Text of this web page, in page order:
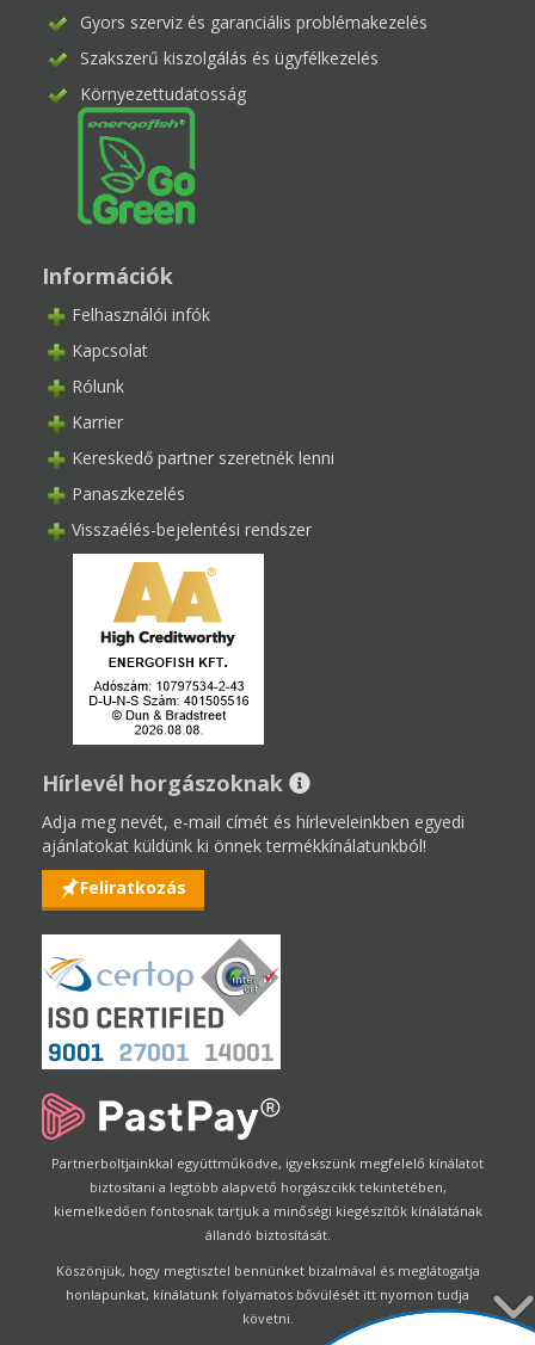
Gyors szerviz és garanciális problémakezelés
Szakszerű kiszolgálás és ügyfélkezelés
Környezettudatosság
Információk
Felhasználói infók
Kapcsolat
Rólunk
Karrier
Kereskedő partner szeretnék lenni
Panaszkezelés
Visszaélés-bejelentési rendszer
Hírlevél horgászoknak
Adja meg nevét, e-mail címét és hírleveleinkben egyedi
ajánlatokat küldünk ki önnek termékkínálatunkból!
Feliratkozás
Partnerboltjainkkal együttműködve, igyekszünk megfelelő kínálatot
biztosítani a legtöbb alapvető horgászcikk tekintetében,
kiemelkedően fontosnak tartjuk a minőségi kiegészítők kínálatának
állandó biztosítását.
Köszönjük, hogy megtisztel bennünket bizalmával és meglátogatja
honlapunkat, kínálatunk folyamatos bővülését itt nyomon tudja
követni.